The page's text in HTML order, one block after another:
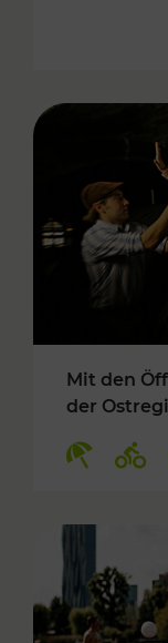
Mit den
der